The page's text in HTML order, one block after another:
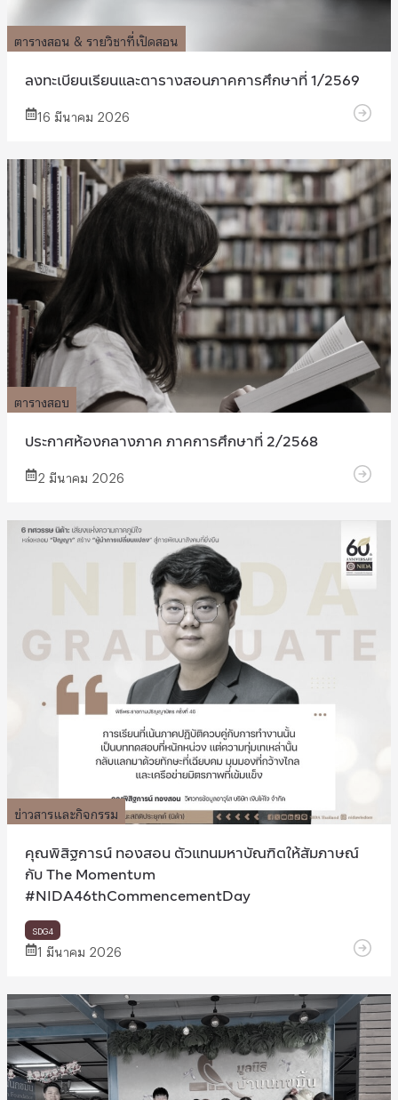
ตารางสอน & รายวิชาที่เปิดสอน
ลงทะเบียนเรียนและตารางสอนภาคการศึกษาที่ 1/2569
16 มีนาคม 2026
ตารางสอบ
ประกาศห้องกลางภาค ภาคการศึกษาที่ 2/2568
2 มีนาคม 2026
ข่าวสารและกิจกรรม
คุณพิสิฐการน์ ทองสอน ตัวแทนมหาบัณฑิตให้สัมภาษณ์
กับ The Momentum
#NIDA46thCommencementDay
SDG4
1 มีนาคม 2026